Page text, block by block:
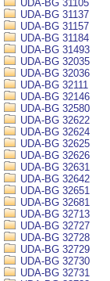
UDA-BG 31105
UDA-BG 31137
UDA-BG 31157
UDA-BG 31184
UDA-BG 31493
UDA-BG 32035
UDA-BG 32036
UDA-BG 32111
UDA-BG 32146
UDA-BG 32580
UDA-BG 32622
UDA-BG 32624
UDA-BG 32625
UDA-BG 32626
UDA-BG 32631
UDA-BG 32642
UDA-BG 32651
UDA-BG 32681
UDA-BG 32713
UDA-BG 32727
UDA-BG 32728
UDA-BG 32729
UDA-BG 32730
UDA-BG 32731